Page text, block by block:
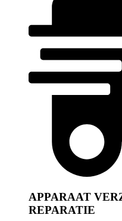
APPARAAT
REPARATIE